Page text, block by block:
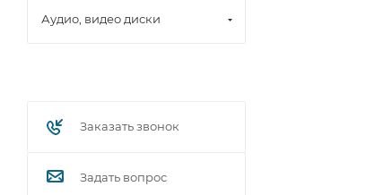
Аудио, видео диски
Заказать звонок
Задать вопрос